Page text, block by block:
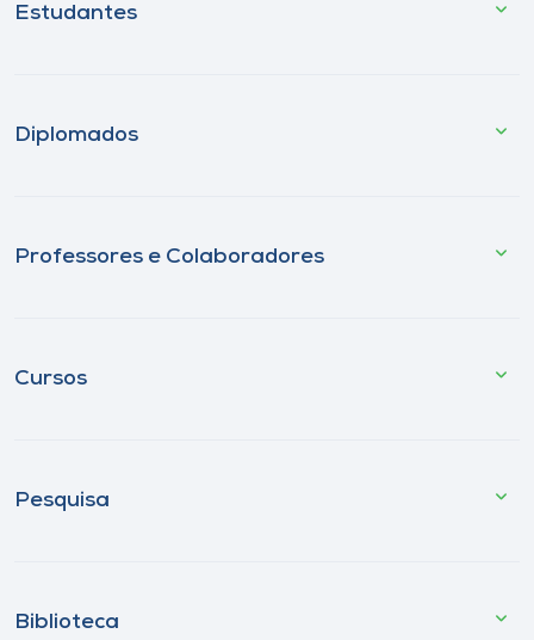
Estudantes
Diplomados
Professores e Colaboradores
Cursos
Pesquisa
Biblioteca